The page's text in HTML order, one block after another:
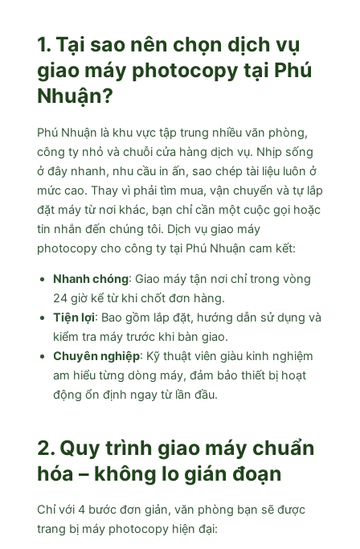
1. Tại sao nên chọn dịch vụ
giao máy photocopy tại Phú
Nhuận?
Phú Nhuận là khu vực tập trung nhiều văn phòng,
công ty nhỏ và chuỗi cửa hàng dịch vụ. Nhịp sống
ở đây nhanh, nhu cầu in ấn, sao chép tài liệu luôn ở
mức cao. Thay vì phải tìm mua, vận chuyển và tự lắp
đặt máy từ nơi khác, bạn chỉ cần một cuộc gọi hoặc
tin nhắn đến chúng tôi. Dịch vụ giao máy
photocopy cho công ty tại Phú Nhuận cam kết:
Nhanh chóng: Giao máy tận nơi chỉ trong vòng
24 giờ kể từ khi chốt đơn hàng.
Tiện lợi: Bao gồm lắp đặt, hướng dẫn sử dụng và
kiểm tra máy trước khi bàn giao.
Chuyên nghiệp: Kỹ thuật viên giàu kinh nghiệm
am hiểu từng dòng máy, đảm bảo thiết bị hoạt
động ổn định ngay từ lần đầu.
2. Quy trình giao máy chuẩn
hóa – không lo gián đoạn
Chỉ với 4 bước đơn giản, văn phòng bạn sẽ được
trang bị máy photocopy hiện đại: